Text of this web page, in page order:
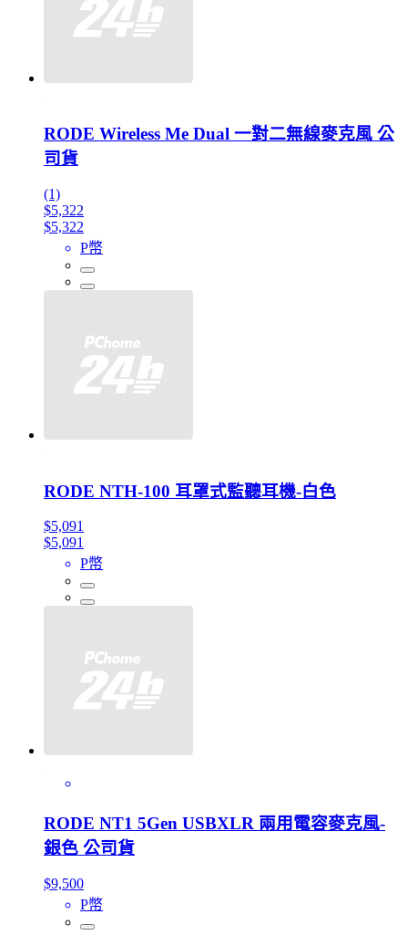
RODE Wireless Me Dual 一對二無線麥克風 公
司貨
(1)
$5,322
$5,322
P幣
RODE NTH-100 耳罩式監聽耳機-白色
$5,091
$5,091
P幣
RODE NT1 5Gen USBXLR 兩用電容麥克風-
銀色 公司貨
$9,500
P幣